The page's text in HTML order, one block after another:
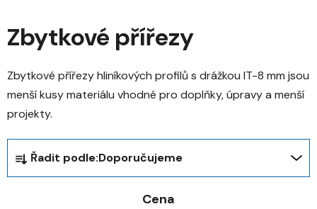
Zbytkové přířezy
Zbytkové přířezy hliníkových profilů s drážkou IT-8 mm jsou
menší kusy materiálu vhodné pro doplňky, úpravy a menší
projekty.
a
z
Řadit podle:Doporučujeme
Cena